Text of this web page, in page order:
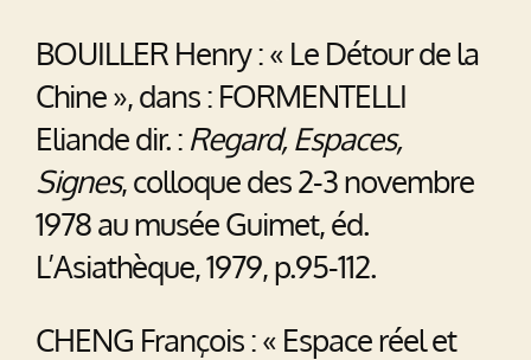
BOUILLER Henry : « Le Détour de la
Chine », dans : FORMENTELLI
Eliande dir. : Regard, Espaces,
Signes, colloque des 2-3 novembre
1978 au musée Guimet, éd.
L’Asiathèque, 1979, p.95-112.
CHENG François : « Espace réel et